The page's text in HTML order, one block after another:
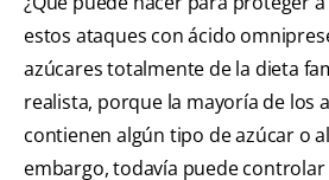
estos ataques con ácido
azúcares totalmente de la dieta
realista, porque la mayoría de los
contienen algún tipo de azúcar o
embargo, todavía puede